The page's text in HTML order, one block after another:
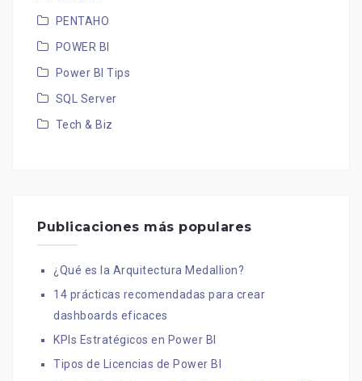
PENTAHO
POWER BI
Power BI Tips
SQL Server
Tech & Biz
Publicaciones más populares
¿Qué es la Arquitectura Medallion?
14 prácticas recomendadas para crear
dashboards eficaces
KPIs Estratégicos en Power BI
Tipos de Licencias de Power BI